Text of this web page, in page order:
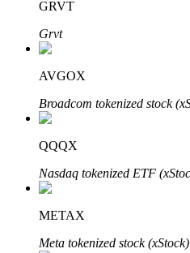
Bloqueos BTR
Inversiones exclusivas para
Préstamos
GRVT
Grvt
AVGOX
Broadcom tokenized stock
QQQX
Nasdaq tokenized ETF
METAX
Meta tokenized stock (xStock)